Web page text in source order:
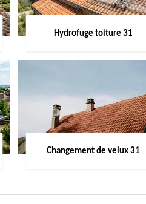
Hydrofuge toiture 31
Changement de velux 31